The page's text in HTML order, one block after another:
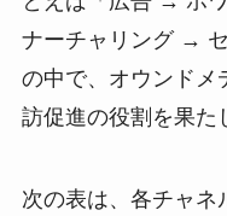
ナーチャリング →
の中で、オウンド
訪促進の役割を果た
次の表は、各チャ